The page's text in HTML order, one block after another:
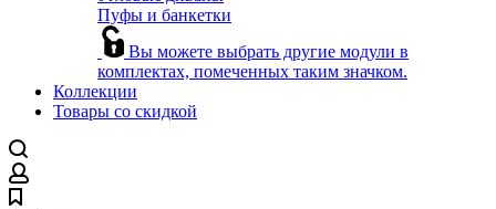
Пуфы и банкетки
Вы можете выбрать другие модули в
комплектах, помеченных таким значком.
Коллекции
Товары со скидкой